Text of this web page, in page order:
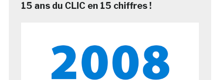
15 ans du CLIC en 15 chiffres !